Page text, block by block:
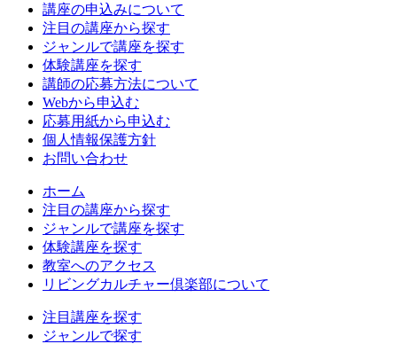
講座の申込みについて
注目の講座から探す
ジャンルで講座を探す
体験講座を探す
講師の応募方法について
Webから申込む
応募用紙から申込む
個人情報保護方針
お問い合わせ
ホーム
注目の講座から探す
ジャンルで講座を探す
体験講座を探す
教室へのアクセス
リビングカルチャー倶楽部について
注目講座を探す
ジャンルで探す